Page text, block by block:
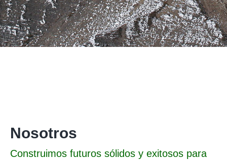
Nosotros
Construimos futuros sólidos y exitosos para